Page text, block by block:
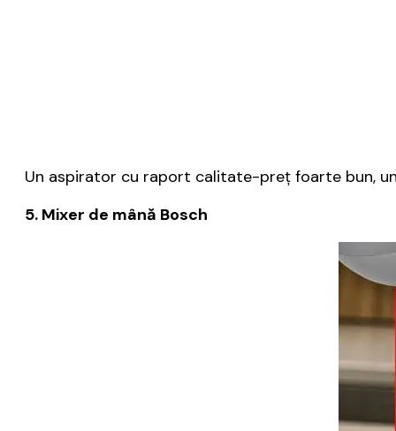
Un aspirator cu raport calitate-preţ foarte bun,
5. Mixer de mână Bosch